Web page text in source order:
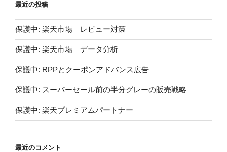
最近の投稿
保護中: 楽天市場 レビュー対策
保護中: 楽天市場 データ分析
保護中: RPPとクーポンアドバンス広告
保護中: スーパーセール前の半分グレーの販売戦略
保護中: 楽天プレミアムパートナー
最近のコメント